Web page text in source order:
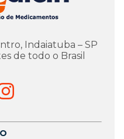
Indaiatuba – SP
de todo o Brasil